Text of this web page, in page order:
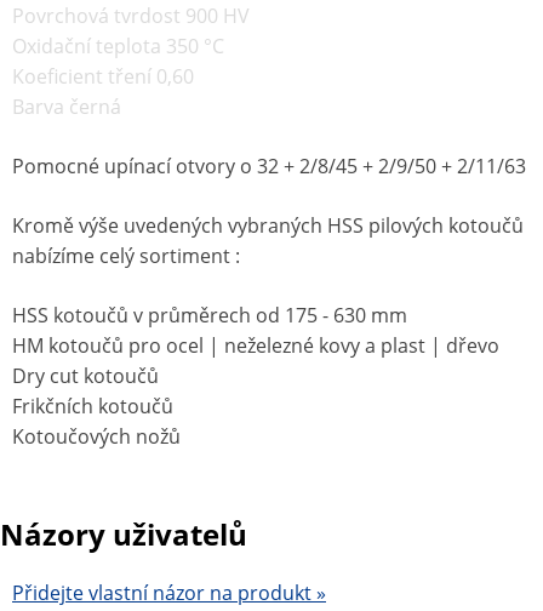
Povrchová tvrdost 900 HV
Oxidační teplota 350 °C
Koeficient tření 0,60
Barva černá
Pomocné upínací otvory o 32 + 2/8/45 + 2/9/50 + 2/11/63
Kromě výše uvedených vybraných HSS pilových kotoučů
nabízíme celý sortiment :
HSS kotoučů v průměrech od 175 - 630 mm
HM kotoučů pro ocel | neželezné kovy a plast | dřevo
Dry cut kotoučů
Frikčních kotoučů
Kotoučových nožů
Názory uživatelů
Přidejte vlastní názor na produkt »